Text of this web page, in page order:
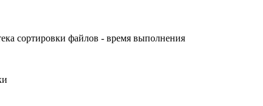
сортировки файлов - время выполнения